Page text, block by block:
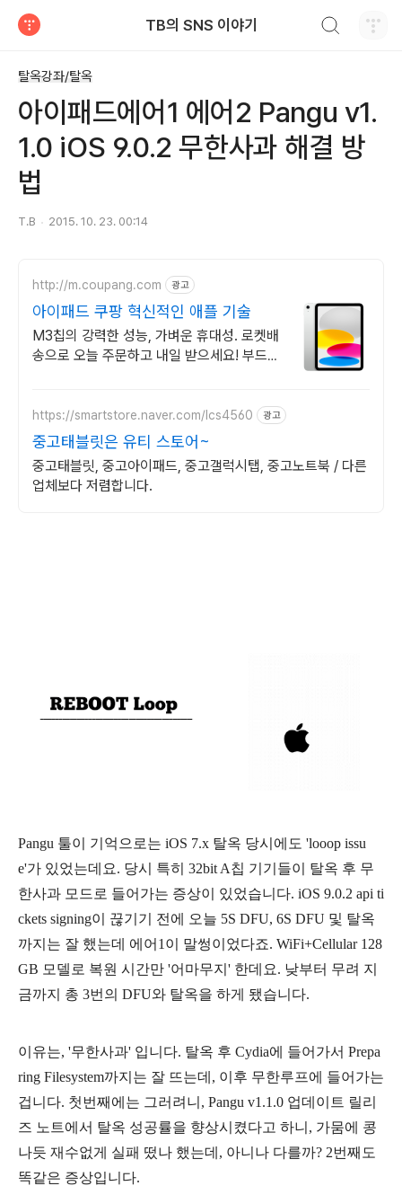
TB의 SNS 이야기
탈옥강좌/탈옥
아이패드에어1 에어2 Pangu v1.
1.0 iOS 9.0.2 무한사과 해결 방
법
T.B 2015. 10. 23. 00:14
http://m.coupang.com 광고
아이패드 쿠팡 혁신적인 애플 기술
M3칩의 강력한 성능, 가벼운 휴대성. 로켓배
송으로 오늘 주문하고 내일 받으세요! 부드러
https://smartstore.naver.com/lcs4560 광고
중고태블릿은 유티 스토어~
중고태블릿, 중고아이패드, 중고갤럭시탭, 중고노트북 / 다른
업체보다 저렴합니다.
Pangu 툴이 기억으로는 iOS 7.x 탈옥 당시에도 'looop issu
e'가 있었는데요. 당시 특히 32bit A칩 기기들이 탈옥 후 무
한사과 모드로 들어가는 증상이 있었습니다. iOS 9.0.2 api ti
ckets signing이 끊기기 전에 오늘 5S DFU, 6S DFU 및 탈옥
까지는 잘 했는데 에어1이 말썽이었다죠. WiFi+Cellular 128
GB 모델로 복원 시간만 '어마무지' 한데요. 낮부터 무려 지
금까지 총 3번의 DFU와 탈옥을 하게 됐습니다.
이유는, '무한사과' 입니다. 탈옥 후 Cydia에 들어가서 Prepa
ring Filesystem까지는 잘 뜨는데, 이후 무한루프에 들어가는
겁니다. 첫번째에는 그러려니, Pangu v1.1.0 업데이트 릴리
즈 노트에서 탈옥 성공률을 향상시켰다고 하니, 가뭄에 콩
나듯 재수없게 실패 떴나 했는데, 아니나 다를까? 2번째도
똑같은 증상입니다.